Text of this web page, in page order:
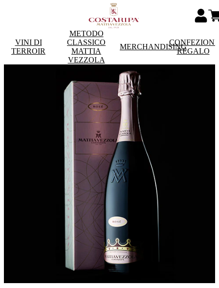
VINI DI
TERROIR
METODO
CLASSICO
MATTIA
VEZZOLA
MERCHANDISING
CONFEZIONI
REGALO